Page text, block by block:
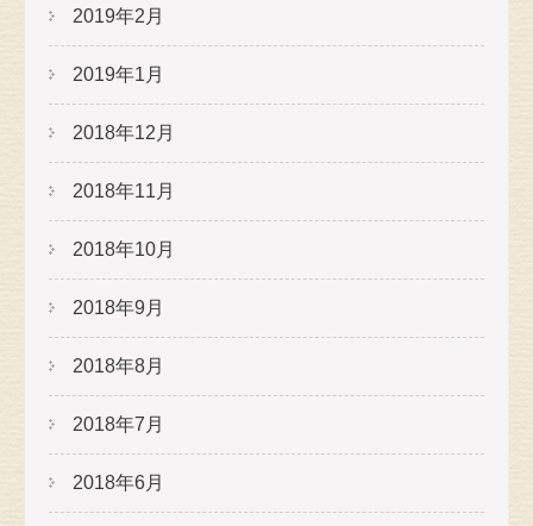
2019年2月
2019年1月
2018年12月
2018年11月
2018年10月
2018年9月
2018年8月
2018年7月
2018年6月